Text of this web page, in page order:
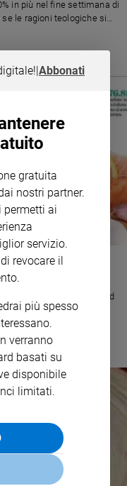
in più nel fine settimana di
le ragioni teologiche si
prezioso. Impariamo ad
più spesso.
|Abbonati
gratuita
nostri partner.
permetti ai
servizio.
revocare il
più spesso
verranno
basati su
disponibile
limitati.